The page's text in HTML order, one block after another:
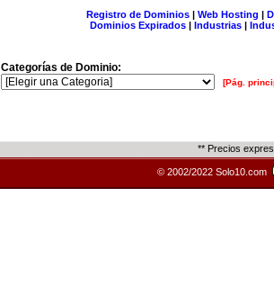
Registro de Dominios| Web Hosting |
Dominios Expirados | Industrias |
Categorías de Dominio:
[Pág.
** Precios
© 2002/2022 Solo10.com